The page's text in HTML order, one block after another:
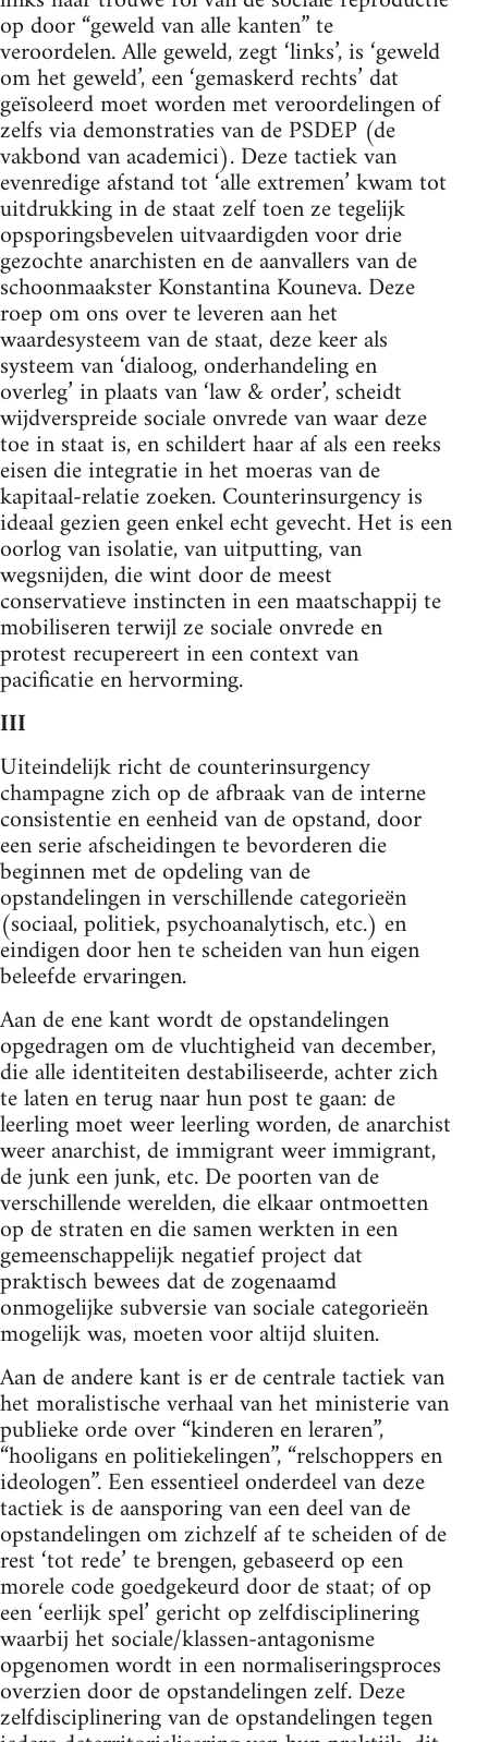
op door “geweld van alle kanten” te
veroordelen. Alle geweld, zegt ‘links’, is ‘geweld
om het geweld’, een ‘gemaskerd rechts’ dat
geïsoleerd moet worden met veroordelingen of
zelfs via demonstraties van de PSDEP (de
vakbond van academici). Deze tactiek van
evenredige afstand tot ‘alle extremen’ kwam tot
uitdrukking in de staat zelf toen ze tegelijk
opsporingsbevelen uitvaardigden voor drie
gezochte anarchisten en de aanvallers van de
schoonmaakster Konstantina Kouneva. Deze
roep om ons over te leveren aan het
waardesysteem van de staat, deze keer als
systeem van ‘dialoog, onderhandeling en
overleg’ in plaats van ‘law & order’, scheidt
wijdverspreide sociale onvrede van waar deze
toe in staat is, en schildert haar af als een reeks
eisen die integratie in het moeras van de
kapitaal-relatie zoeken. Counterinsurgency is
ideaal gezien geen enkel echt gevecht. Het is een
oorlog van isolatie, van uitputting, van
wegsnijden, die wint door de meest
conservatieve instincten in een maatschappij te
mobiliseren terwijl ze sociale onvrede en
protest recupereert in een context van
pacificatie en hervorming.
III
Uiteindelijk richt de counterinsurgency
champagne zich op de afbraak van de interne
consistentie en eenheid van de opstand, door
een serie afscheidingen te bevorderen die
beginnen met de opdeling van de
opstandelingen in verschillende categorieën
(sociaal, politiek, psychoanalytisch, etc.) en
eindigen door hen te scheiden van hun eigen
beleefde ervaringen.
Aan de ene kant wordt de opstandelingen
opgedragen om de vluchtigheid van december,
die alle identiteiten destabiliseerde, achter zich
te laten en terug naar hun post te gaan: de
leerling moet weer leerling worden, de anarchist
weer anarchist, de immigrant weer immigrant,
de junk een junk, etc. De poorten van de
verschillende werelden, die elkaar ontmoetten
op de straten en die samen werkten in een
gemeenschappelijk negatief project dat
praktisch bewees dat de zogenaamd
onmogelijke subversie van sociale categorieën
mogelijk was, moeten voor altijd sluiten.
Aan de andere kant is er de centrale tactiek van
het moralistische verhaal van het ministerie van
publieke orde over “kinderen en leraren”,
“hooligans en politiekelingen”, “relschoppers en
ideologen”. Een essentieel onderdeel van deze
tactiek is de aansporing van een deel van de
opstandelingen om zichzelf af te scheiden of de
rest ‘tot rede’ te brengen, gebaseerd op een
morele code goedgekeurd door de staat; of op
een ‘eerlijk spel’ gericht op zelfdisciplinering
waarbij het sociale/klassen-antagonisme
opgenomen wordt in een normaliseringsproces
overzien door de opstandelingen zelf. Deze
zelfdisciplinering van de opstandelingen tegen